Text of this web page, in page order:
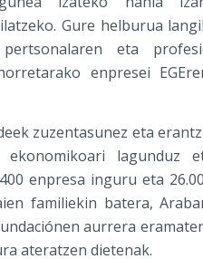
Gure helburua
eta
enpresei
zuzentasunez eta
lagunduz
enpresa inguru eta
familiekin batera,
aurrera
ateratzen dietenak.